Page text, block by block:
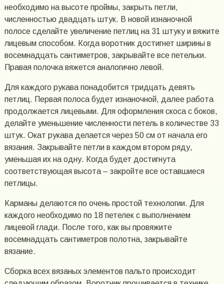
необходимо на высоте проймы, закрыть петли,
численностью двадцать штук. В новой изнаночной
полосе сделайте увеличение петлиц на 31 штуку и вяжите
лицевым способом. Когда воротник достигнет ширины в
восемнадцать сантиметров, закрывайте все петельки.
Правая полочка вяжется аналогично левой.
Для каждого рукава понадобится тридцать девять
петлиц. Первая полоса будет изнаночной, далее работа
продолжается лицевыми. Для оформления скоса с боков,
делайте уменьшение численности петель в количестве 33
штук. Окат рукава делается через 50 см от начала его
вязания. Закрывайте петли в каждом втором ряду,
уменьшая их на одну. Когда будет достигнута
соответствующая высота – закройте все оставшиеся
петлицы.
Карманы делаются по очень простой технологии. Для
каждого необходимо по 18 петелек с выполнением
лицевой глади. После того, как вы провяжите
восемнадцать сантиметров полотна, закрывайте
вязание.
Сборка всех вязаных элементов пальто происходит